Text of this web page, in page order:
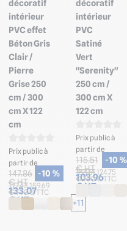
décoratif
intérieur
PVC effet
Béton Gris
Clair /
Pierre
Grise 250
cm / 300
cm X 122
cm
Prix public à
partir de
147.86
€ HT
133.07
€ HT
-10 %
177.43
€ TTC
159.69
€ TTC
+11
décoratif
intérieur
PVC
Satiné
Vert
"Serenity"
250 cm /
300 cm X
122 cm
Prix public à
partir de
115.51
€ HT
103.96
€ HT
-10 %
138.61
€ TTC
124.75
€ TTC